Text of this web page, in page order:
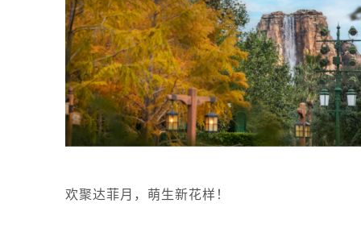
欢聚达菲月，萌生新花样！